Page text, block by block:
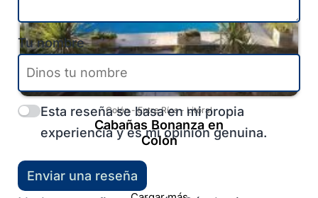
Colón-Entre Ríos- Litoral
Cabañas Bonanza en
Colón
Tu nombre
Esta reseña se basa en mi propia
experiencia y es mi opinión genuina.
Enviar una reseña